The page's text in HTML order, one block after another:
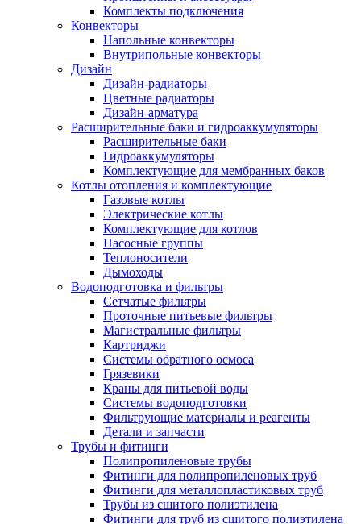
Комплекты подключения
Конвекторы
Напольные конвекторы
Внутрипольные конвекторы
Дизайн
Дизайн-радиаторы
Цветные радиаторы
Дизайн-арматура
Расширительные баки и гидроаккумуляторы
Расширительные баки
Гидроаккумуляторы
Комплектующие для мембранных баков
Котлы отопления и комплектующие
Газовые котлы
Электрические котлы
Комплектующие для котлов
Насосные группы
Теплоносители
Дымоходы
Водоподготовка и фильтры
Сетчатые фильтры
Проточные питьевые фильтры
Магистральные фильтры
Картриджи
Системы обратного осмоса
Грязевики
Краны для питьевой воды
Системы водоподготовки
Фильтрующие материалы и реагенты
Детали и запчасти
Трубы и фитинги
Полипропиленовые трубы
Фитинги для полипропиленовых труб
Фитинги для металлопластиковых труб
Трубы из сшитого полиэтилена
Фитинги для труб из сшитого полиэтилена